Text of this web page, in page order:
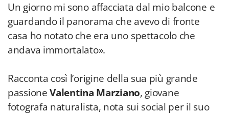
Un giorno mi sono affacciata dal mio balcone e
guardando il panorama che avevo di fronte
casa ho notato che era uno spettacolo che
andava immortalato».
Racconta così l’origine della sua più grande
passioneValentina Marziano, giovane
fotografa naturalista, nota sui social per il suo